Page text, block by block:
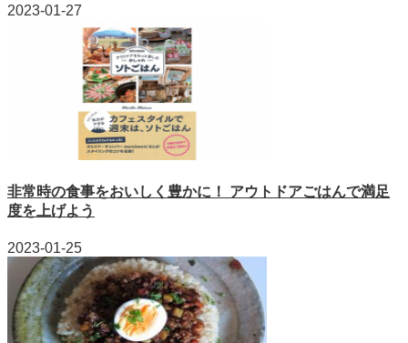
2023-01-27
非常時の食事をおいしく豊かに！ アウトドアごはんで満足
度を上げよう
2023-01-25